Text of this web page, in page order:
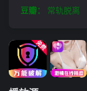
豆瓣：
常轨脱离